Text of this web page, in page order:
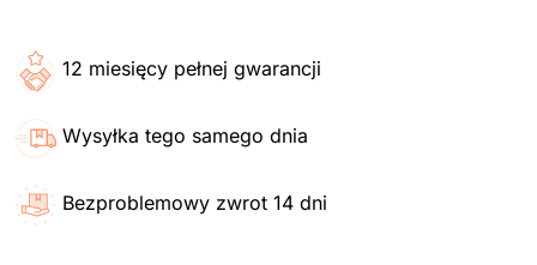
12 miesięcy pełnej gwarancji
Wysyłka tego samego dnia
Bezproblemowy zwrot 14 dni